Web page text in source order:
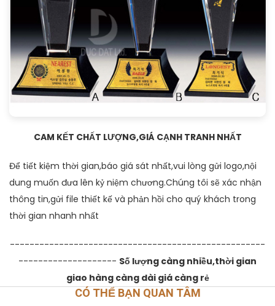
CAM KẾT CHẤT LƯỢNG,GIÁ CẠNH TRANH NHẤT
Để tiết kiệm thời gian,báo giá sát nhất,vui lòng gửi logo,nội
dung muốn đưa lên kỷ niệm chương.Chúng tôi sẽ xác nhận
thông tin,gửi file thiết kế và phản hồi cho quý khách trong
thời gian nhanh nhất
----------------------------------------------------
-------------------- Số lượng càng nhiều,thời gian
giao hàng càng dài giá càng rẻ
CÓ THỂ BẠN QUAN TÂM